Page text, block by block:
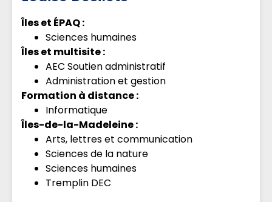
Îles et ÉPAQ :
Sciences humaines
Îles et multisite :
AEC Soutien administratif
Administration et gestion
Formation à distance :
Informatique
Îles-de-la-Madeleine :
Arts, lettres et communication
Sciences de la nature
Sciences humaines
Tremplin DEC